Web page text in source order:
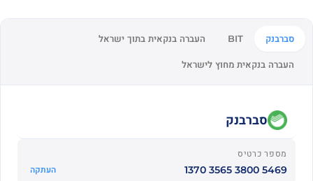
סברבנק BIT העברה בנקאית בתוך ישראל
העברה בנקאית מחוץ לישראל
סברבנק
מספר כרטיס
5469 3800 3565 1370 העתקה